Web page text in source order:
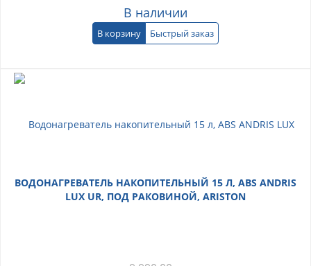
В наличии
В корзину Быстрый заказ
ВОДОНАГРЕВАТЕЛЬ НАКОПИТЕЛЬНЫЙ 15 Л, ABS ANDRIS
LUX UR, ПОД РАКОВИНОЙ, ARISTON